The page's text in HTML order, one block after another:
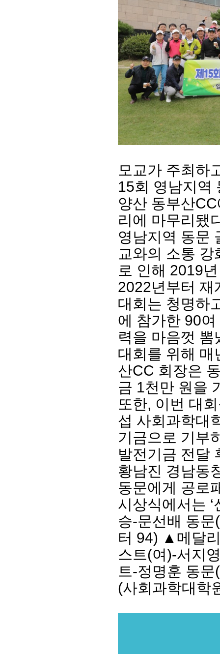
이사장 인사말
임원 현황
역대 이사장
총동창
모교 소
지부·
언론에
동창회
포토뉴
영상갤
모교가 주최하
15회 영남지역
양산 동부산
리에 마무리됐
영남지역 동문
교와의 소통
로 인해 2019
2022년부터 재
대회는 청명하
에 참가한 90
력을 마음껏 뽐
대회를 위해 매
산CC 회장은
금 1천만 원을
또한, 이번 대
섭 사회과학대
기금으로 기부
발전기금 전달
황남진 경남동
동문에게 공로
시상식에서는
승-문선배 동
터 94) ▲메달
스트(여)-서지
트-정명훈 동
(사회과학대학